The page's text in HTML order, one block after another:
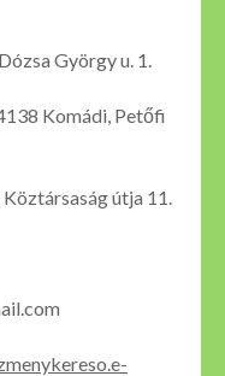
György u. 1.
Komádi, Petőfi
útja 11.